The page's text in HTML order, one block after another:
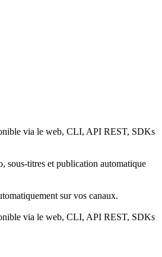
via le web, CLI, API REST, SDKs
titres et publication automatique
sur vos canaux.
via le web, CLI, API REST, SDKs